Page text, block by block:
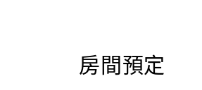
房間預定